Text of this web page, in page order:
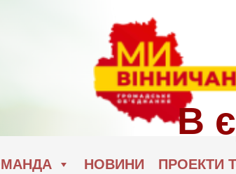
НОВИНИ ПРОЕКТИ